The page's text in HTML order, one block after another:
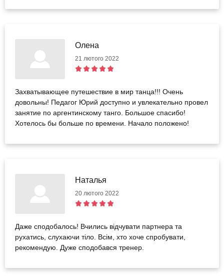
Олена
21 лютого 2022
Захватывающее путешествие в мир танца!!! Очень
довольны! Педагог Юрий доступно и увлекательно провел
занятие по аргентинскому танго. Большое спасибо!
Хотелось бы больше по времени. Начало положено!
Наталья
20 лютого 2022
Даже сподобалось! Вчились відчувати партнера та
рухатись, слухаючи тіло. Всім, хто хоче спробувати,
рекомендую. Дуже сподобався тренер.